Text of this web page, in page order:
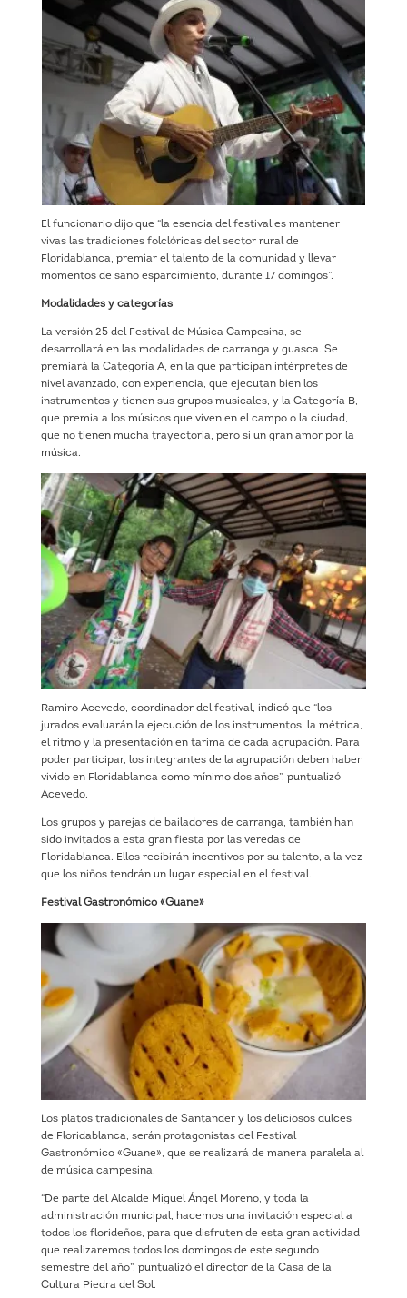
El funcionario dijo que “la esencia del festival es mantener
vivas las tradiciones folclóricas del sector rural de
Floridablanca, premiar el talento de la comunidad y llevar
momentos de sano esparcimiento, durante 17 domingos”.
Modalidades y categorías
La versión 25 del Festival de Música Campesina, se
desarrollará en las modalidades de carranga y guasca. Se
premiará la Categoría A, en la que participan intérpretes de
nivel avanzado, con experiencia, que ejecutan bien los
instrumentos y tienen sus grupos musicales, y la Categoría B,
que premia a los músicos que viven en el campo o la ciudad,
que no tienen mucha trayectoria, pero si un gran amor por la
música.
Ramiro Acevedo, coordinador del festival, indicó que “los
jurados evaluarán la ejecución de los instrumentos, la métrica,
el ritmo y la presentación en tarima de cada agrupación. Para
poder participar, los integrantes de la agrupación deben haber
vivido en Floridablanca como mínimo dos años”, puntualizó
Acevedo.
Los grupos y parejas de bailadores de carranga, también han
sido invitados a esta gran fiesta por las veredas de
Floridablanca. Ellos recibirán incentivos por su talento, a la vez
que los niños tendrán un lugar especial en el festival.
Festival Gastronómico «Guane»
Los platos tradicionales de Santander y los deliciosos dulces
de Floridablanca, serán protagonistas del Festival
Gastronómico «Guane», que se realizará de manera paralela al
de música campesina.
“De parte del Alcalde Miguel Ángel Moreno, y toda la
administración municipal, hacemos una invitación especial a
todos los florideños, para que disfruten de esta gran actividad
que realizaremos todos los domingos de este segundo
semestre del año”, puntualizó el director de la Casa de la
Cultura Piedra del Sol.